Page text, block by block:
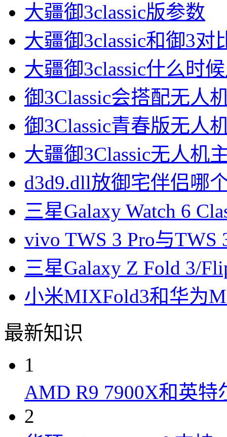
大疆御3classic版参数
大疆御3classic和御3对
大疆御3classic什么时
御3Classic会搭配无人
御3Classic青春版无人
大疆御3Classic无人机
d3d9.dll放御宅伴侣哪
三星Galaxy Watch 6
vivo TWS 3 Pro与TWS
三星Galaxy Z Fold 3/
小米MIXFold3和华为
最新知识
1
AMD R9 7900X和英特
2